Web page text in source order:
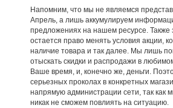
Напомним, что мы не являемся
Апрель, а лишь аккумулируем
предложениях на нашем ресурсе. Также
остается право менять условия акции,
наличие товара и так далее. Мы лишь
отыскать скидки и распродажи в
Ваше время, и, конечно же, деньги.
серьезных проколах в конкретных
напрямую администрации сети, так как
никак не сможем повлиять на ситуацию.